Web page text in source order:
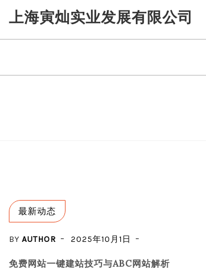
Skip
to
content
上海寅灿实业发展有限公司
最新动态
BY AUTHOR 2025年10月1日
免费网站一键建站技巧与ABC网站解析